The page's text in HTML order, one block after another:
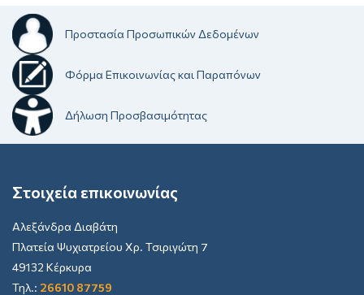
Προστασία Προσωπικών Δεδομένων
Φόρμα Επικοινωνίας και Παραπόνων
Δήλωση Προσβασιμότητας
Στοιχεία επικοινωνίας
Αλεξάνδρα Διαβάτη
Πλατεία Ψυχιατρείου Χρ. Τσιριγώτη 7
49132 Κέρκυρα
Τηλ.: 26610 87759